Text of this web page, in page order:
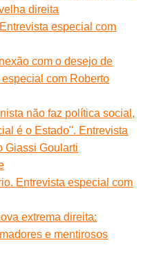
direita
especial com
com o desejo de
com Roberto
não faz política social,
é o Estado". Entrevista
Giassi Goularti
Entrevista especial com
extrema direita:
e mentirosos